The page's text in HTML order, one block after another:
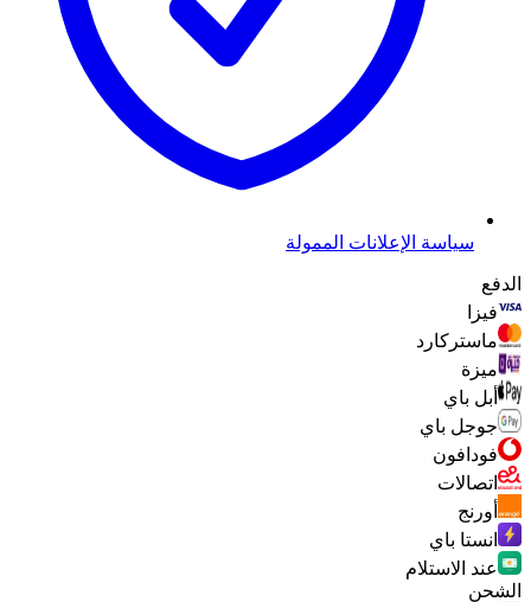
سياسة الإعلانات الممولة
الدفع
فيزا
ماستركارد
ميزة
أبل باي
جوجل باي
فودافون
اتصالات
أورنج
انستا باي
عند الاستلام
الشحن